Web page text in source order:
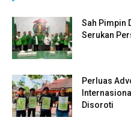
Sah Pimpin
Serukan
Perluas
Disoroti